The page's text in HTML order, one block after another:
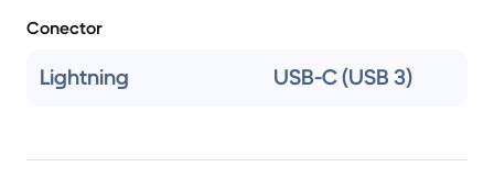
Conector
Lightning USB-C (USB 3)